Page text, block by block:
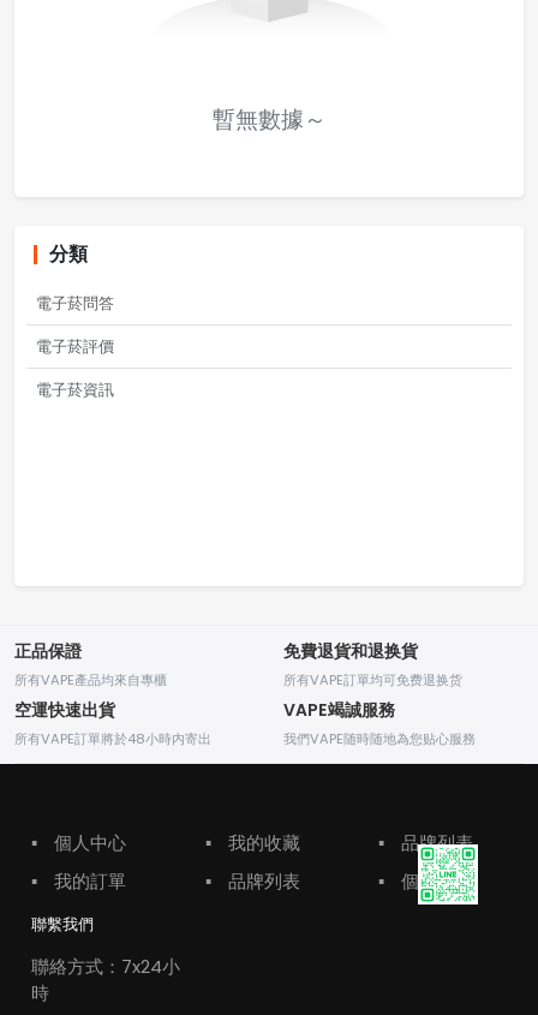
暫無數據～
分類
電子菸問答
電子菸評價
電子菸資訊
正品保證
所有VAPE產品均來自專櫃
免費退貨和退换貨
所有VAPE訂單均可免费退换货
空運快速出貨
所有VAPE訂單將於48小時内寄出
VAPE竭誠服務
我們VAPE随時随地為您贴心服務
▪
個人中心
▪
我的訂單
▪
我的收藏
▪
品牌列表
▪
品牌列表
▪
個人中心
聯繫我們
聯絡方式：7x24小
時